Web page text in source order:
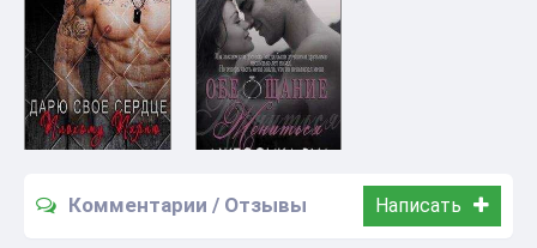
Комментарии / Отзывы Написать